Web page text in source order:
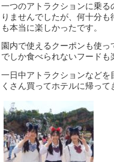
一つのアトラクションに乗
りませんでしたが、何十分
も本当に楽しかったです。
園内で使えるクーポンも使
でしか食べられないフードも
一日中アトラクションなど
くさん買ってホテルに帰って